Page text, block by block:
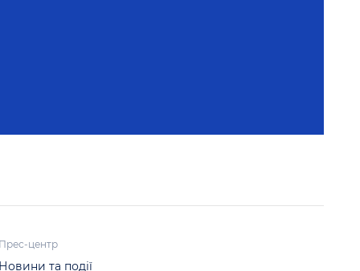
центр
та події